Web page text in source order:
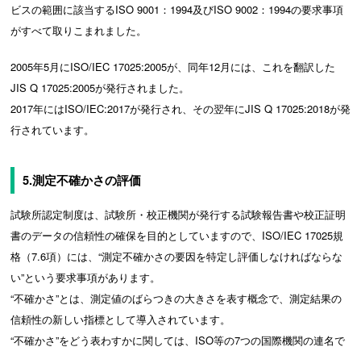
ビスの範囲に該当するISO 9001：1994及びISO 9002：1994の要求事項
がすべて取りこまれました。
2005年5月にISO/IEC 17025:2005が、同年12月には、これを翻訳した
JIS Q 17025:2005が発行されました。
2017年にはISO/IEC:2017が発行され、その翌年にJIS Q 17025:2018が発
行されています。
5.測定不確かさの評価
試験所認定制度は、試験所・校正機関が発行する試験報告書や校正証明
書のデータの信頼性の確保を目的としていますので、ISO/IEC 17025規
格（7.6項）には、“測定不確かさの要因を特定し評価しなければならな
い”という要求事項があります。
“不確かさ”とは、測定値のばらつきの大きさを表す概念で、測定結果の
信頼性の新しい指標として導入されています。
“不確かさ”をどう表わすかに関しては、ISO等の7つの国際機関の連名で